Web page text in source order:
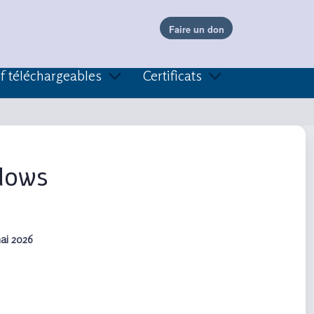
téléchargeables Certificats
2026